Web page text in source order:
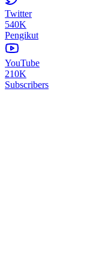
Twitter
540K
Pengikut
YouTube
210K
Subscribers